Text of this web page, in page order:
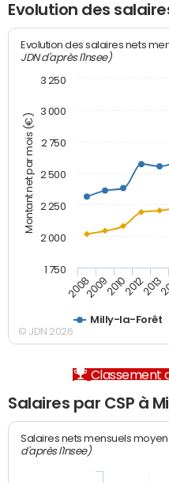
Evolution des
Montant net par mois (€)
Evolution des salaires nets
JDN d'après l'Insee)
Milly-la-Forêt
20082009201020122013
1 750
2 000
2 250
2 500
2 750
3 000
3 250
© JDN 2026
Classement
Salaires par CSP à
Salaires nets mensuels
d'après l'Insee)